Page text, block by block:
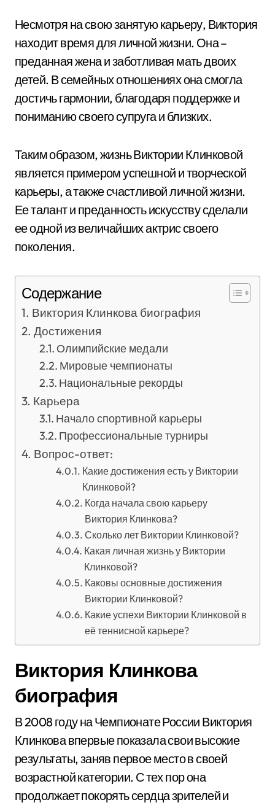
Несмотря на свою занятую карьеру, Виктория
находит время для личной жизни. Она –
преданная жена и заботливая мать двоих
детей. В семейных отношениях она смогла
достичь гармонии, благодаря поддержке и
пониманию своего супруга и близких.
Таким образом, жизнь Виктории Клинковой
является примером успешной и творческой
карьеры, а также счастливой личной жизни.
Ее талант и преданность искусству сделали
ее одной из величайших актрис своего
поколения.
Содержание
Виктория Клинкова биография
Достижения
Олимпийские медали
Мировые чемпионаты
Национальные рекорды
Карьера
Начало спортивной карьеры
Профессиональные турниры
Вопрос-ответ:
Какие достижения есть у Виктории
Клинковой?
Когда начала свою карьеру
Виктория Клинкова?
Сколько лет Виктории Клинковой?
Какая личная жизнь у Виктории
Клинковой?
Каковы основные достижения
Виктории Клинковой?
Какие успехи Виктории Клинковой в
её теннисной карьере?
Виктория Клинкова
биография
В 2008 году на Чемпионате России Виктория
Клинкова впервые показала свои высокие
результаты, заняв первое место в своей
возрастной категории. С тех пор она
продолжает покорять сердца зрителей и